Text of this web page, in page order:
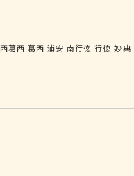
西葛西 葛西 浦安 南行徳 行徳 妙典